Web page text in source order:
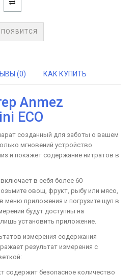
(0) КАК КУПИТЬ
Anmez
ECO
созданный для заботы о вашем
мгновений устройство
и покажет содержание нитратов в
в себя более 60
овощ, фрукт, рыбу или мясо,
меню приложения и погрузите щуп в
будут доступны на
установить приложение.
измерения содержания
результат измерения с
содержит безопасное количество